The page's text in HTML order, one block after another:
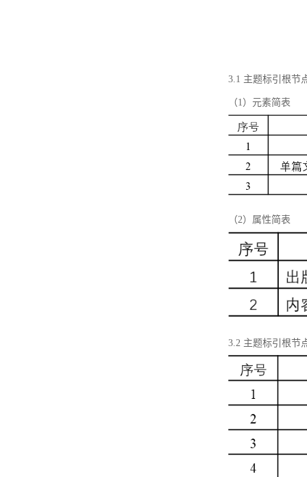
3.1 主题标引根节
（1）元素简表
（2）属性简表
3.2 主题标引根节